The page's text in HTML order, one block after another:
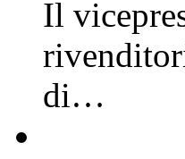
Il
di…